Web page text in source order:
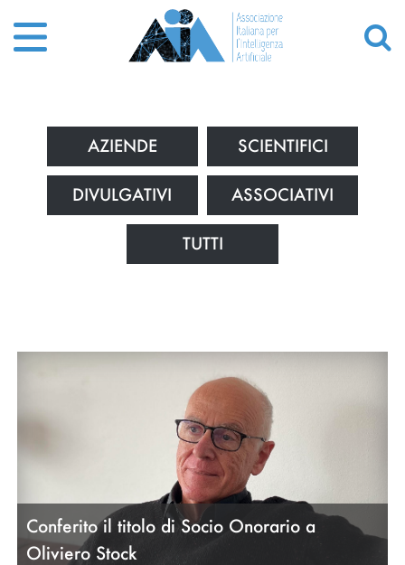
AZIENDE SCIENTIFICI
DIVULGATIVI ASSOCIATIVI
TUTTI
Conferito il titolo di Socio Onorario a
Oliviero Stock